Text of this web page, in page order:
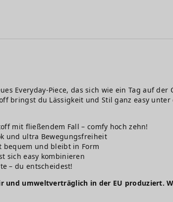
Everyday-Piece, das sich wie ein Tag auf
bringst du Lässigkeit und Stil ganz easy
mit fließendem Fall – comfy hoch zehn!
und ultra Bewegungsfreiheit
bequem und bleibt in Form
sich easy kombinieren
– du entscheidest!
und umweltverträglich in der EU produziert.